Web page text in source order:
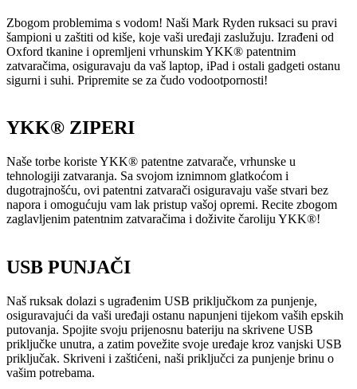
Zbogom problemima s vodom! Naši Mark Ryden ruksaci su pravi
šampioni u zaštiti od kiše, koje vaši uređaji zaslužuju. Izrađeni od
Oxford tkanine i opremljeni vrhunskim YKK® patentnim
zatvaračima, osiguravaju da vaš laptop, iPad i ostali gadgeti ostanu
sigurni i suhi. Pripremite se za čudo vodootpornosti!
YKK® ZIPERI
Naše torbe koriste YKK® patentne zatvarače, vrhunske u
tehnologiji zatvaranja. Sa svojom iznimnom glatkoćom i
dugotrajnošću, ovi patentni zatvarači osiguravaju vaše stvari bez
napora i omogućuju vam lak pristup vašoj opremi. Recite zbogom
zaglavljenim patentnim zatvaračima i doživite čaroliju YKK®!
USB PUNJAČI
Naš ruksak dolazi s ugrađenim USB priključkom za punjenje,
osiguravajući da vaši uređaji ostanu napunjeni tijekom vaših epskih
putovanja. Spojite svoju prijenosnu bateriju na skrivene USB
priključke unutra, a zatim povežite svoje uređaje kroz vanjski USB
priključak. Skriveni i zaštićeni, naši priključci za punjenje brinu o
vašim potrebama.